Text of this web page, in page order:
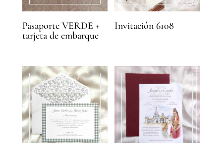
Pasaporte VERDE +
tarjeta de embarque
Invitación 6108